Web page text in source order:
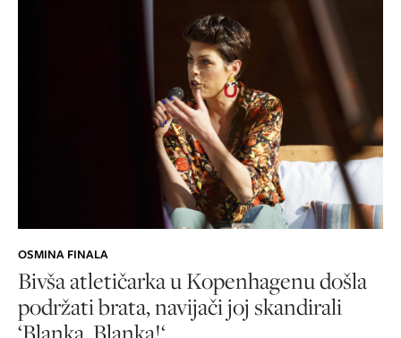
OSMINA FINALA
Bivša atletičarka u Kopenhagenu došla
podržati brata, navijači joj skandirali